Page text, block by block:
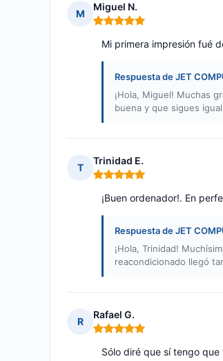
M
Miguel N.
Nota: 5 de 5
Mi primera impresión fué
Respuesta de JET
¡Hola, Miguel! Muchas
buena y que sigues
T
Trinidad E.
Nota: 5 de 5
¡Buen ordenador!. En
Respuesta de JET
¡Hola, Trinidad!
reacondicionado llegó
R
Rafael G.
Nota: 5 de 5
Sólo diré que sí tengo